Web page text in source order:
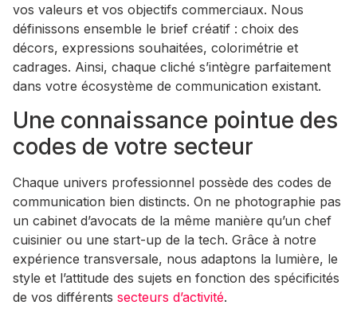
vos valeurs et vos objectifs commerciaux. Nous
définissons ensemble le brief créatif : choix des
décors, expressions souhaitées, colorimétrie et
cadrages. Ainsi, chaque cliché s’intègre parfaitement
dans votre écosystème de communication existant.
Une connaissance pointue des
codes de votre secteur
Chaque univers professionnel possède des codes de
communication bien distincts. On ne photographie pas
un cabinet d’avocats de la même manière qu’un chef
cuisinier ou une start-up de la tech. Grâce à notre
expérience transversale, nous adaptons la lumière, le
style et l’attitude des sujets en fonction des spécificités
de vos différents secteurs d’activité.